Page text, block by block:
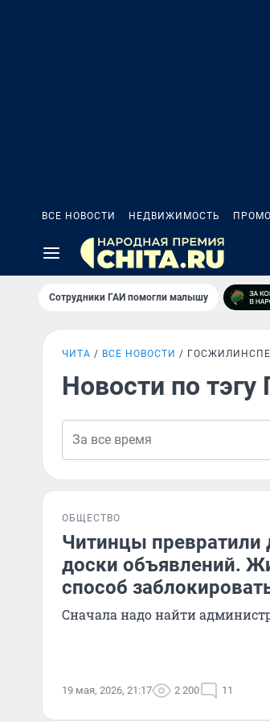
ВСЕ НОВОСТИ НЕДВИЖИМОСТЬ
Сотрудники ГАИ помогли малышу
ЧИТА ВСЕ НОВОСТИ
Новости по
ОБЩЕСТВО
Читинцы
доски объявлений.
способ
Сначала надо найти
19 мая, 2026, 21:17 2 200 11